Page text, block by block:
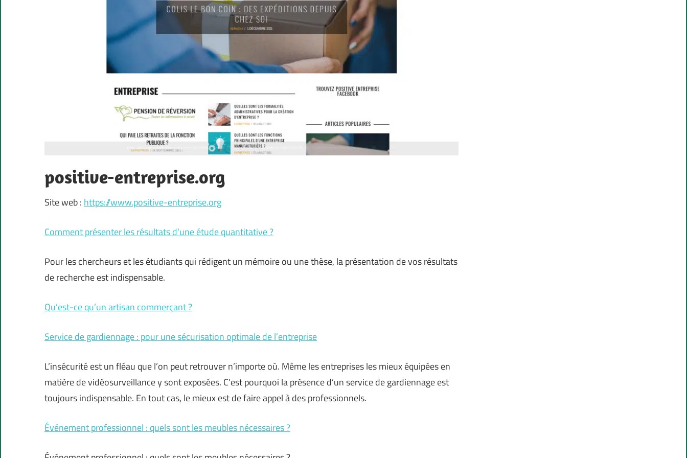
positive-entreprise.org
Site web :https://www.positive-entreprise.org
Comment présenter les résultats d’une étude quantitative ?
Pour les chercheurs et les étudiants qui rédigent un mémoire ou une thèse, la présentation de vos résultats
de recherche est indispensable.
Qu’est-ce qu’un artisan commerçant ?
Service de gardiennage : pour une sécurisation optimale de l’entreprise
L’insécurité est un fléau que l’on peut retrouver n’importe où. Même les entreprises les mieux équipées en
matière de vidéosurveillance y sont exposées. C’est pourquoi la présence d’un service de gardiennage est
toujours indispensable. En tout cas, le mieux est de faire appel à des professionnels.
Événement professionnel : quels sont les meubles nécessaires ?